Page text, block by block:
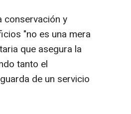
conservación y
"no es una mera
que asegura la
tanto el
de un servicio